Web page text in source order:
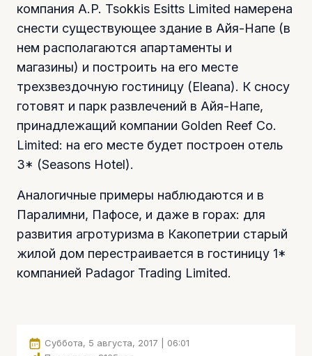
компания A.P. Tsokkis Esitts Limited намерена
снести существующее здание в Айя-Напе (в
нем располагаются апартаменты и
магазины) и построить на его месте
трехзвездочную гостиницу (Eleana). К сносу
готовят и парк развлечений в Айя-Напе,
принадлежащий компании Golden Reef Co.
Limited: на его месте будет построен отель
3* (Seasons Нotel).
Аналогичные примеры наблюдаются и в
Паралимни, Пафосе, и даже в горах: для
развития агротуризма в Какопетрии старый
жилой дом перестраивается в гостиницу 1*
компанией Padagor Trading Limited.
Суббота, 5 августа, 2017 | 06:01